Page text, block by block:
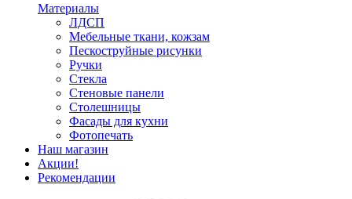
Материалы
ЛДСП
Мебельные ткани, кожзам
Пескоструйные рисунки
Ручки
Стекла
Стеновые панели
Столешницы
Фасады для кухни
Фотопечать
Наш магазин
Акции!
Рекомендации